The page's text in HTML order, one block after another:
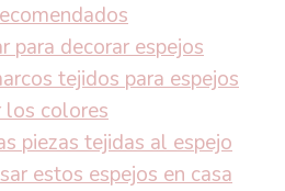
para decorar espejos
tejidos para espejos
los colores
piezas tejidas al espejo
estos espejos en casa